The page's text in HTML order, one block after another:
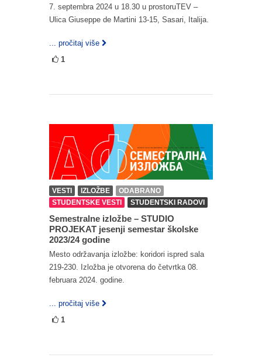
7. septembra 2024 u 18.30 u prostoruTEV –
Ulica Giuseppe de Martini 13-15, Sasari, Italija.
... pročitaj više
1
VESTI IZLOŽBE
ODABRANO
STUDENTSKE VESTI
STUDENTSKI RADOVI
Semestralne izložbe – STUDIO
PROJEKAT jesenji semestar školske
2023/24 godine
Mesto održavanja izložbe: koridori ispred sala
219-230. Izložba je otvorena do četvrtka 08.
februara 2024. godine.
... pročitaj više
1